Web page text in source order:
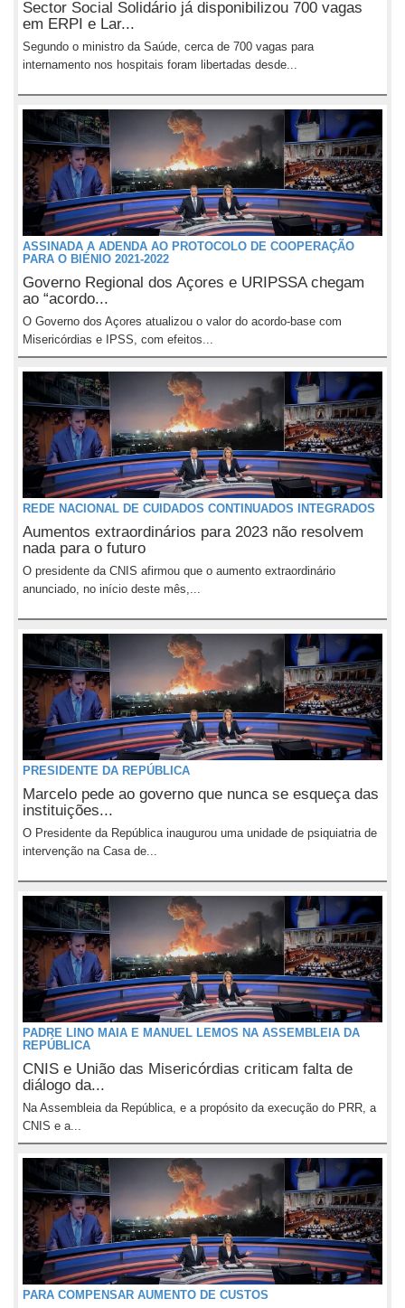
Sector Social Solidário já disponibilizou 700 vagas
em ERPI e Lar...
Segundo o ministro da Saúde, cerca de 700 vagas para
internamento nos hospitais foram libertadas desde...
ASSINADA A ADENDA AO PROTOCOLO DE COOPERAÇÃO
PARA O BIÉNIO 2021-2022
Governo Regional dos Açores e URIPSSA chegam
ao “acordo...
O Governo dos Açores atualizou o valor do acordo-base com
Misericórdias e IPSS, com efeitos...
REDE NACIONAL DE CUIDADOS CONTINUADOS INTEGRADOS
Aumentos extraordinários para 2023 não resolvem
nada para o futuro
O presidente da CNIS afirmou que o aumento extraordinário
anunciado, no início deste mês,...
PRESIDENTE DA REPÚBLICA
Marcelo pede ao governo que nunca se esqueça das
instituições...
O Presidente da República inaugurou uma unidade de psiquiatria de
intervenção na Casa de...
PADRE LINO MAIA E MANUEL LEMOS NA ASSEMBLEIA DA
REPÚBLICA
CNIS e União das Misericórdias criticam falta de
diálogo da...
Na Assembleia da República, e a propósito da execução do PRR, a
CNIS e a...
PARA COMPENSAR AUMENTO DE CUSTOS